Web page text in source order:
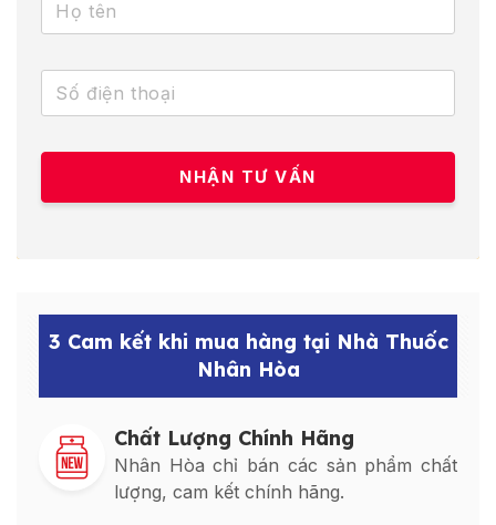
3 Cam kết khi mua hàng tại Nhà Thuốc
Nhân Hòa
Chất Lượng Chính Hãng
Nhân Hòa chỉ bán các sản phẩm chất
lượng, cam kết chính hãng.